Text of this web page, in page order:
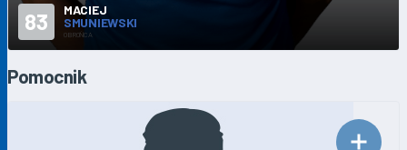
83
MACIEJ
SMUNIEWSKI
OBROŃCA
Pomocnik